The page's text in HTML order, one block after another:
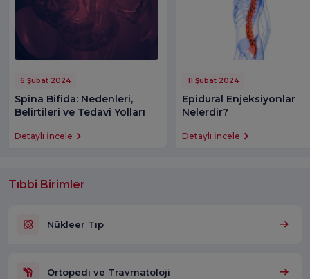
6 Şubat 2024
Spina Bifida: Nedenleri,
Belirtileri ve Tedavi Yolları
Detaylı İncele
11 Şubat 2024
Epidural Enjeksiyonlar
Nelerdir?
Detaylı İncele
Tıbbi Birimler
Nükleer Tıp
Ortopedi ve Travmatoloji